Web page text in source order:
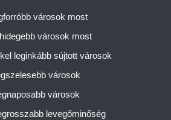
városok most
városok most
leginkább sújtott városok
városok
városok
levegőminőség